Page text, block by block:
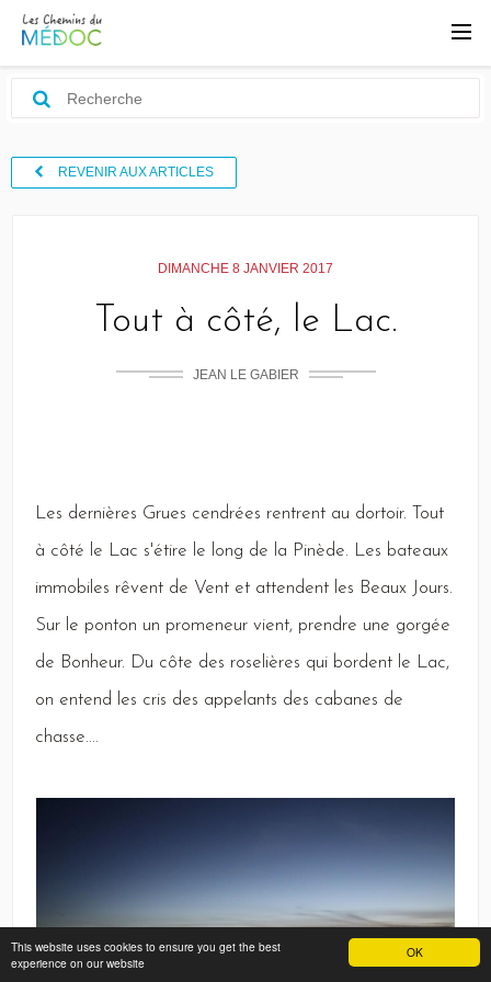
OK
This website uses cookies to ensure you get the best
experience on our website
REVENIR AUX ARTICLES
DIMANCHE 8 JANVIER 2017
Tout à côté, le Lac.
JEAN LE GABIER
Les dernières Grues cendrées rentrent au dortoir.
Tout
à côté le Lac s'étire le long de la Pinède. Les bateaux
immobiles rêvent de Vent et attendent les Beaux Jours.
Sur le ponton un promeneur vient, prendre une gorgée
de Bonheur. Du côte des roselières qui bordent le Lac,
on entend les cris des appelants des cabanes de
chasse....